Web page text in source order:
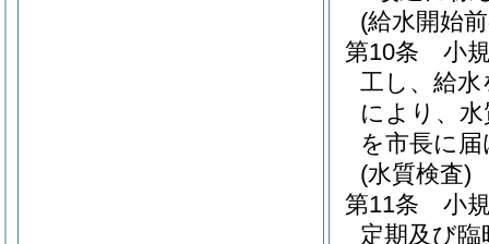
(給水開始
第10条
小
工し、給
により、
を市長に
(水質検査)
第11条
小
定期及び